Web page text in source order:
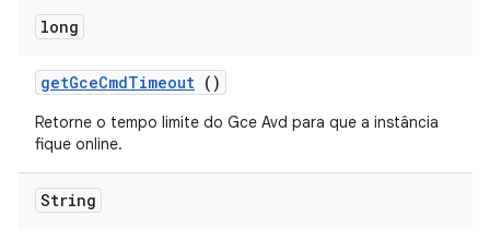
long
getGceCmdTimeout ()
Retorne o tempo limite do Gce Avd para que a instância
fique online.
String